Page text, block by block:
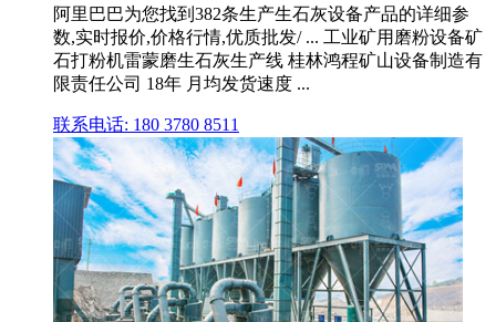
阿里巴巴为您找到382条生产生石灰设备产品的详细参
数,实时报价,价格行情,优质批发/ ... 工业矿用磨粉设备矿
石打粉机雷蒙磨生石灰生产线 桂林鸿程矿山设备制造有
限责任公司 18年 月均发货速度 ...
联系电话: 180 3780 8511